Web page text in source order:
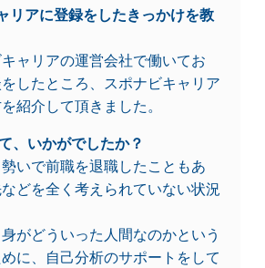
リアに登録をしたきっかけを教
ャリアの運営会社で働いてお
したところ、スポナビキャリア
紹介して頂きました。
、いかがでしたか？
いで前職を退職したこともあ
どを全く考えられていない状況
がどういった人間なのかという
に、自己分析のサポートをして